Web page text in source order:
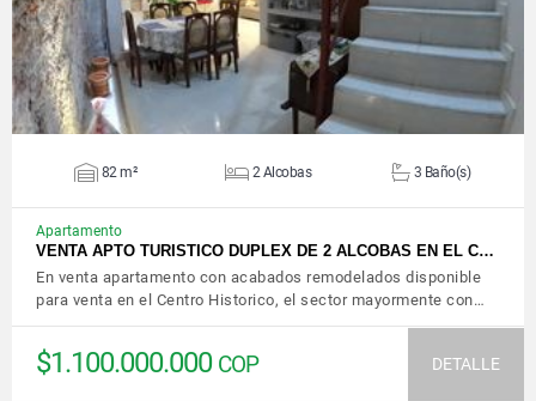
82 m² 2 Alcobas 3 Baño(s)
Apartamento
VENTA APTO TURISTICO DUPLEX DE 2 ALCOBAS EN EL C…
En venta apartamento con acabados remodelados disponible
para venta en el Centro Historico, el sector mayormente con…
$1.100.000.000 COP DETALLE